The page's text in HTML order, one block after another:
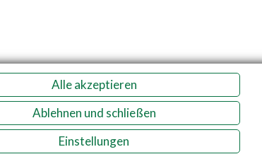
Alle akzeptieren
Ablehnen und schließen
Einstellungen